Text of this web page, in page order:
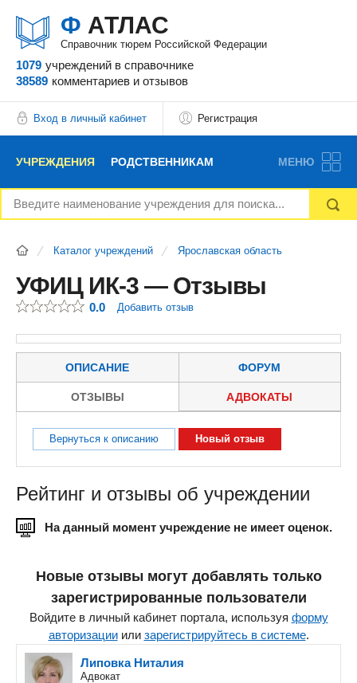
Ф АТЛАС
Справочник тюрем Российской Федерации
1079 учреждений в справочнике
38589 комментариев и отзывов
Вход в личный кабинет Регистрация
УЧРЕЖДЕНИЯ РОДСТВЕННИКАМ
НОВОСТИ БЛОГ АДВОКАТЫ
РЕКЛАМОДАТЕЛЯМ
МЕНЮ
Каталог учреждений Ярославская область
УФИЦ ИК-3 — Отзывы
0.0 Добавить отзыв
ОПИСАНИЕ ФОРУМ
ОТЗЫВЫ АДВОКАТЫ
Вернуться к описанию Новый отзыв
Рейтинг и отзывы об учреждении
На данный момент учреждение не имеет оценок.
Новые отзывы могут добавлять только
зарегистрированные пользователи
Войдите в личный кабинет портала, используя форму
авторизацииили зарегистрируйтесь в системе.
Липовка Ниталия
Адвокат